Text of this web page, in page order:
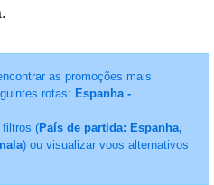
as promoções mais
rotas: Espanha -
filtros (País de partida: Espanha,
) ou visualizar voos alternativos